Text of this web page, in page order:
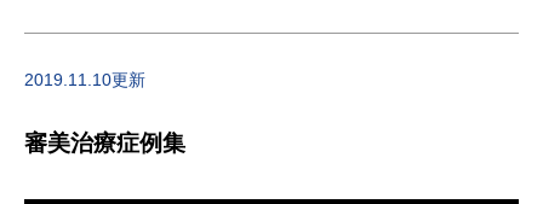
2019.11.10更新
審美治療症例集